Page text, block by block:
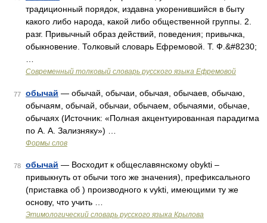
традиционный порядок, издавна укоренившийся в быту
какого либо народа, какой либо общественной группы. 2.
разг. Привычный образ действий, поведения; привычка,
обыкновение. Толковый словарь Ефремовой. Т. Ф.&#8230;
Современный толковый словарь русского языка Ефремовой
77 обычай — обычай, обычаи, обычая, обычаев, обычаю,
обычаям, обычай, обычаи, обычаем, обычаями, обычае,
обычаях (Источник: «Полная акцентуированная парадигма
по А. А. Зализняку») …
Формы слов
78 обычай — Восходит к общеславянскому obykti –
привыкнуть от обычи того же значения), префиксального
(приставка об ) производного к vykti, имеющими ту же
основу, что учить …
Этимологический словарь русского языка Крылова